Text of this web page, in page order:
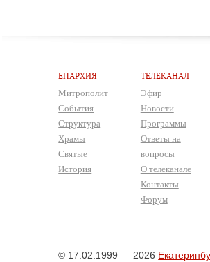
ЕПАРХИЯ
Митрополит
События
Структура
Храмы
Святые
История
ТЕЛЕКАНАЛ
Эфир
Новости
Программы
Ответы на
вопросы
О телеканале
Контакты
Форум
© 17.02.1999 — 2026